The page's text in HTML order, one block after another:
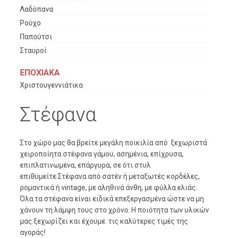
Λαδόπανα
Ρούχο
Παπούτσι
Σταυροί
ΕΠΟΧΙΑΚΑ
Χριστουγεννιάτικα
Στέφανα
Στο χώρο μας θα βρείτε μεγάλη ποικιλία από ξεχωριστά
χειροποίητα στέφανα γάμου, ασημένια, επίχρυσα,
επιπλατινωμένα, επάργυρα, σε ότι στυλ
επιθυμείτε.Στέφανα από σατέν ή μεταξωτές κορδέλες,
ρομαντικά ή vintage, με αληθινά άνθη, με φύλλα ελιάς.
Όλα τα στέφανα είναι ειδικά επεξεργασμένα ώστε να μη
χάνουν τη λάμψη τους στο χρόνο. Η ποιότητα των υλικών
μας ξεχωρίζει και έχουμε τις καλύτερες τιμές της
αγοράς!